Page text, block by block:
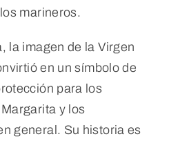
marineros.
la imagen de la Virgen
en un símbolo de
para los
y los
general. Su historia es